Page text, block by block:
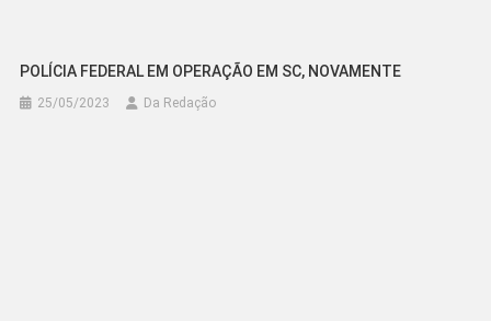
POLÍCIA FEDERAL EM OPERAÇÃO EM SC, NOVAMENTE
25/05/2023 Da Redação